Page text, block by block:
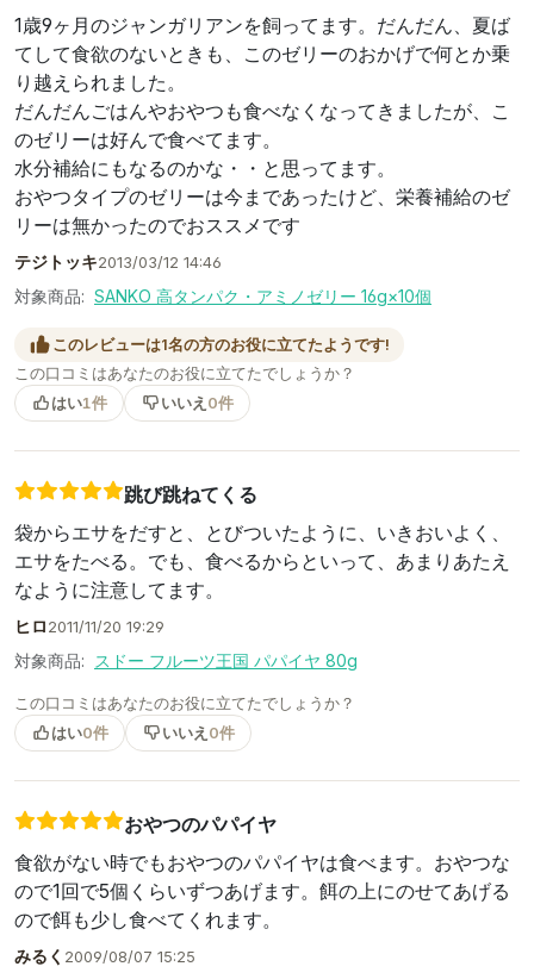
1歳9ヶ月のジャンガリアンを飼ってます。だんだん、夏ば
てして食欲のないときも、このゼリーのおかげで何とか乗
り越えられました。
だんだんごはんやおやつも食べなくなってきましたが、こ
のゼリーは好んで食べてます。
水分補給にもなるのかな・・と思ってます。
おやつタイプのゼリーは今まであったけど、栄養補給のゼ
リーは無かったのでおススメです
テジトッキ2013/03/12 14:46
対象商品: SANKO 高タンパク・アミノゼリー 16g×10個
このレビューは1名の方のお役に立てたようです!
この口コミはあなたのお役に立てたでしょうか？
はい1件 いいえ 0件
跳び跳ねてくる
袋からエサをだすと、とびついたように、いきおいよく、
エサをたべる。でも、食べるからといって、あまりあたえ
なように注意してます。
ヒロ 2011/11/20 19:29
対象商品: スドー フルーツ王国 パパイヤ 80g
この口コミはあなたのお役に立てたでしょうか？
はい0件 いいえ 0件
おやつのパパイヤ
食欲がない時でもおやつのパパイヤは食べます。おやつな
ので1回で5個くらいずつあげます。餌の上にのせてあげる
ので餌も少し食べてくれます。
みるく 2009/08/07 15:25